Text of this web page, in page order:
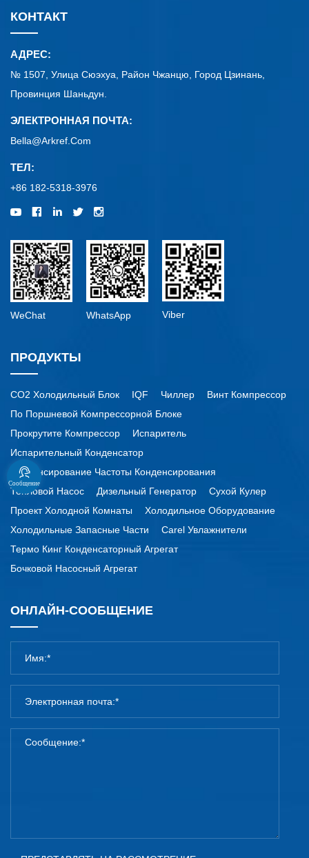
Сообщение
КОНТАКТ
АДРЕС:
№ 1507, Улица Сюэхуа, Район Чжанцю, Город Цзинань,
Провинция Шаньдун.
ЭЛЕКТРОННАЯ ПОЧТА:
Bella@arkref.com
ТЕЛ:
+86 182-5318-3976
WeChat WhatsApp Viber
ПРОДУКТЫ
CO2 Холодильный Блок IQF Чиллер
Винт Компрессор
По Поршневой Компрессорной Блоке
Прокрутите Компрессор
Испаритель
Испарительный Конденсатор
Конденсирование Частоты Конденсирования
Тепловой Насос
Дизельный Генератор
Сухой Кулер
Проект Холодной Комнаты
Холодильное Оборудование
Холодильные Запасные Части
Carel Увлажнители
Термо Кинг Конденсаторный Агрегат
Бочковой Насосный Агрегат
ОНЛАЙН-СООБЩЕНИЕ